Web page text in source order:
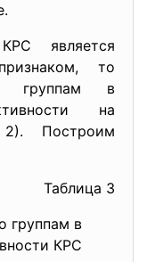
является
то
группам в
на
Построим
Таблица 3
группам в
КРС